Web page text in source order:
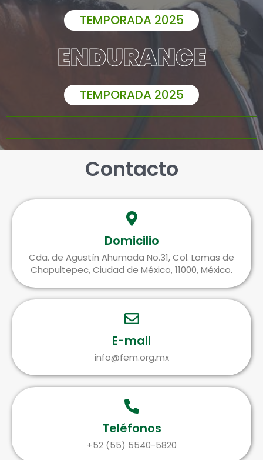
TEMPORADA 2025
ENDURANCE
TEMPORADA 2025
Contacto
Domicilio
Cda. de Agustín Ahumada No.31, Col. Lomas de
Chapultepec, Ciudad de México, 11000, México.
E-mail
info@fem.org.mx
Teléfonos
+52 (55) 5540-5820